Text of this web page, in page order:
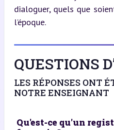
dialoguer, quels que
l’époque.
QUESTIONS
LES RÉPONSES ONT
NOTRE ENSEIGNANT
Qu'est-ce qu'un